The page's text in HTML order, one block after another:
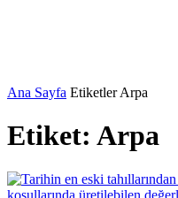
Ana Sayfa Etiketler Arpa
Etiket: Arpa